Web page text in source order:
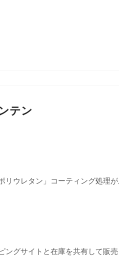
テン
ウレタン」コーティング処理が
グサイトと在庫を共有して販売